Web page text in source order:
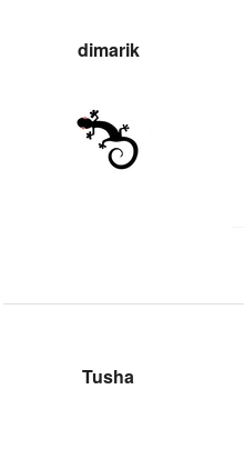
dimarik
Tusha